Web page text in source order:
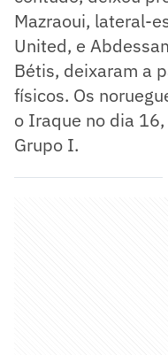
Mazraoui, lateral-
United, e
Bétis, deixaram a
físicos. Os
o Iraque no dia
Grupo I.